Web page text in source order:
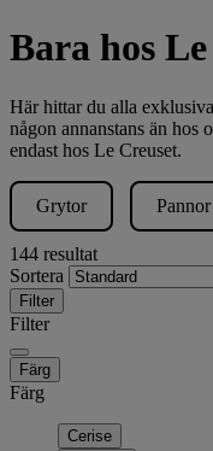
Bara hos
Här hittar du alla
någon annanstans än hos
endast hos Le Creuset.
Grytor Pannor
144 resultat
Sortera
Filter
Filter
Färg
Färg
Cerise